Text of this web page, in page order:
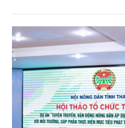
sắc bởi các tiến bộ
toàn cầu, đặc biệt là
bằng 0 (Net-Zero) vào